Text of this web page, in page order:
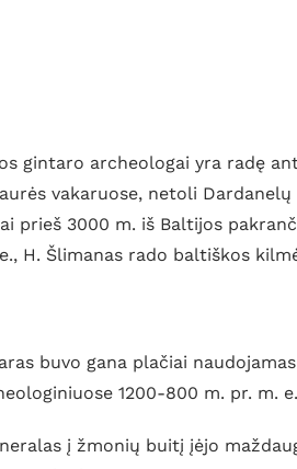
gintaro archeologai yra radę
vakaruose, netoli
prieš 3000 m. iš Baltijos
H. Šlimanas rado baltiškos
buvo gana plačiai
1200-800 m. pr. m.
į žmonių buitį įėjo